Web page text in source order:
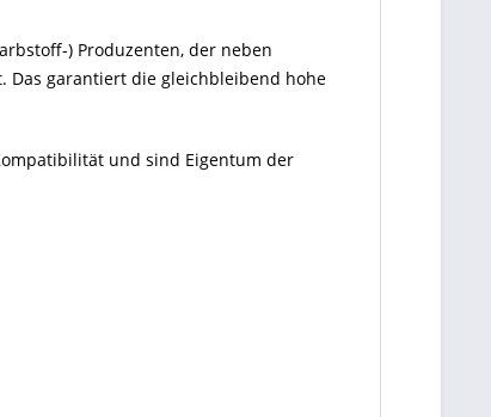
) Produzenten, der neben
Das garantiert die gleichbleibend hohe
und sind Eigentum der